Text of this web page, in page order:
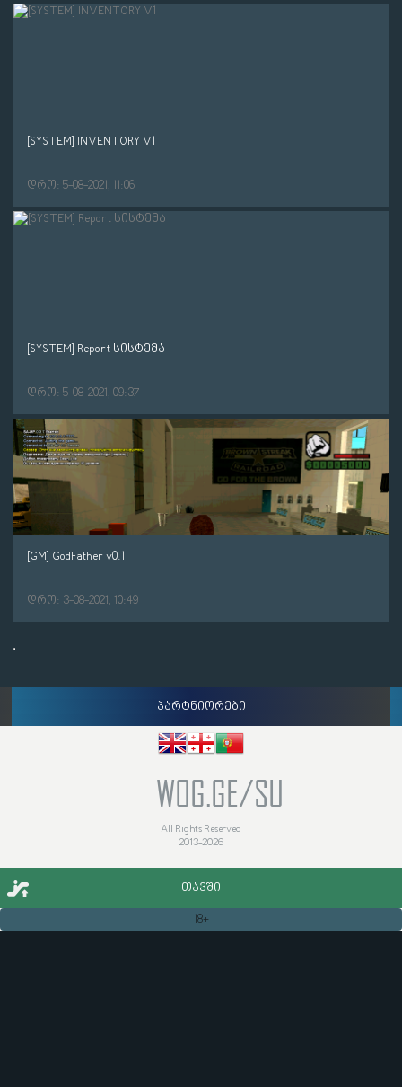
[SYSTEM] INVENTORY V1
დრო: 5-08-2021, 11:06
[SYSTEM] Report სისტემა
დრო: 5-08-2021, 09:37
[GM] GodFather v0.1
დრო: 3-08-2021, 10:49
პარტნიორები
WOG.GE/SU
All Rights Reserved
2013-2026
ᲗᲐᲕᲨᲘ
18+